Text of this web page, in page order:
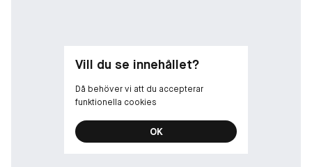
Vill du se innehållet?
Då behöver vi att du accepterar
funktionella cookies
OK